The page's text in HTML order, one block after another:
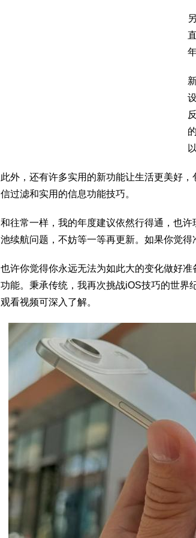
此外，还有许多实用的新功能让生活更美好
信过滤和实用的信息功能技巧。
和往常一样，我的年度建议依然行得通，也
池续航问题，不妨等一等再更新。如果你觉得
也许你觉得你永远无法为如此大的变化做好
功能。秉承传统，我再次挑战iOS技巧的世界
观看视频可深入了解。